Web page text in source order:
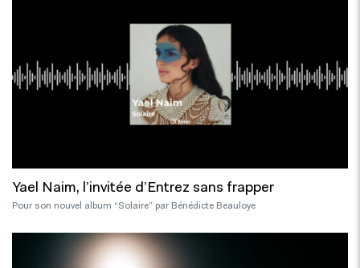
Yael Naim, l’invitée d’Entrez sans frapper
Pour son nouvel album “Solaire” par Bénédicte Beauloye